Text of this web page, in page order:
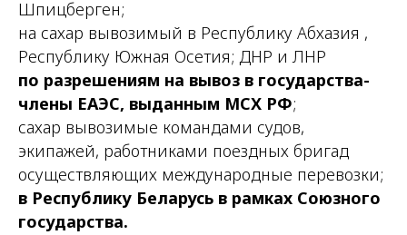
Шпицберген;
на сахар вывозимый в Республику Абхазия ,
Республику Южная Осетия; ДНР и ЛНР
по разрешениям на вывоз в государства-
члены ЕАЭС, выданным МСХ РФ;
сахар вывозимые командами судов,
экипажей, работниками поездных бригад
осуществляющих международные перевозки;
в Республику Беларусь в рамках Союзного
государства.